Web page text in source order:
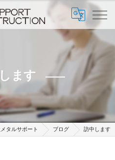
ます
タルサポート ブログ 訪中します